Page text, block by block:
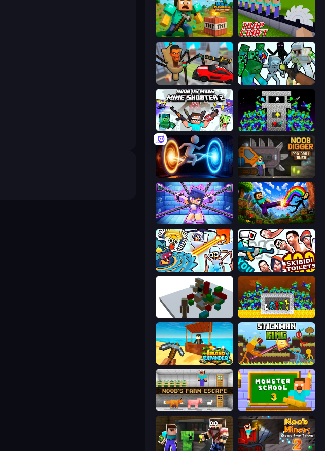
Voxel Playground: Ragdoll Noob Trap Craft
Cars vs Skibidi Toilet
Mine Shooter 2: Noob vs Mobs Stick Epic Fighter
Portal Escape Noob Digger: Pro Drill Miner
Mini Mine Noob: Wall Crusher
Toilets Worms Shooter You vs 100 Skibidi Toilets
Craft Destroy Stick Fighter vs Zombies
Island Expander Stickman King
Noob's Farm Escape Monster School 3